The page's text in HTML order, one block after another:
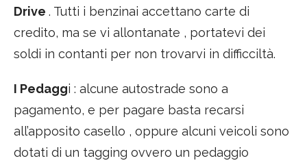
Drive . Tutti i benzinai accettano carte di
credito, ma se vi allontanate , portatevi dei
soldi in contanti per non trovarvi in difficciltà.
I Pedaggi : alcune autostrade sono a
pagamento, e per pagare basta recarsi
all’apposito casello , oppure alcuni veicoli sono
dotati di un tagging ovvero un pedaggio